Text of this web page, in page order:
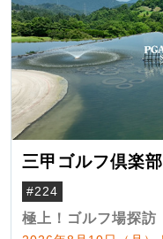
三甲ゴルフ倶楽
#224
極上！ゴルフ場探訪